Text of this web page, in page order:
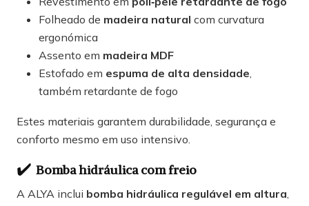
Folheado de madeira natural com curvatura
ergonómica
Assento em madeira MDF
Estofado em espuma de alta densidade,
também retardante de fogo
Estes materiais garantem durabilidade, segurança e
conforto mesmo em uso intensivo.
✔️ Bomba hidráulica com freio
A ALYA inclui bomba hidráulica regulável em altura,